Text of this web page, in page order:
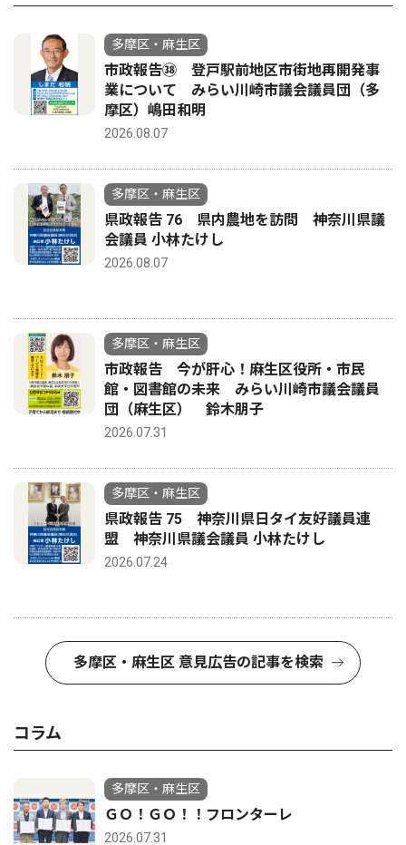
多摩区・麻生区
市政報告㊳ 登戸駅前地区市街地再開発事
業について みらい川崎市議会議員団（多
摩区）嶋田和明
2026.08.07
多摩区・麻生区
県政報告 76 県内農地を訪問 神奈川県議
会議員 小林たけし
2026.08.07
多摩区・麻生区
市政報告 今が肝心！麻生区役所・市民
館・図書館の未来 みらい川崎市議会議員
団（麻生区） 鈴木朋子
2026.07.31
多摩区・麻生区
県政報告 75 神奈川県日タイ友好議員連
盟 神奈川県議会議員 小林たけし
2026.07.24
多摩区・麻生区 意見広告の記事を検索
コラム
多摩区・麻生区
ＧＯ！ＧＯ！！フロンターレ
2026.07.31